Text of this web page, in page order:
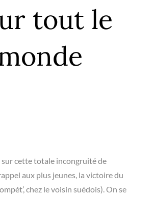
tout le
cette totale incongruité de
aux plus jeunes, la victoire du
chez le voisin suédois). On se